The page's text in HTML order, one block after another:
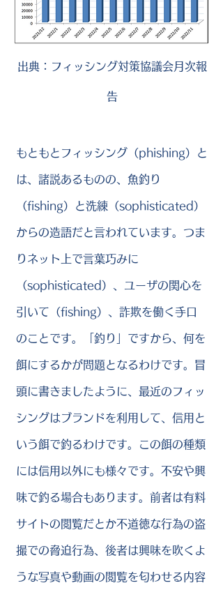
​出典：フィッシング対策協議会月次報
告
もともとフィッシング（phishing）と
は、諸説あるものの、魚釣り
（fishing）と洗練（sophisticated）
からの造語だと言われています。つま
りネット上で言葉巧みに
（sophisticated）、ユーザの関心を
引いて（fishing）、詐欺を働く手口
のことです。「釣り」ですから、何を
餌にするかが問題となるわけです。冒
頭に書きましたように、最近のフィッ
シングはブランドを利用して、信用と
いう餌で釣るわけです。この餌の種類
には信用以外にも様々です。不安や興
味で釣る場合もあります。前者は有料
サイトの閲覧だとか不道徳な行為の盗
撮での脅迫行為、後者は興味を吹くよ
うな写真や動画の閲覧を匂わせる内容